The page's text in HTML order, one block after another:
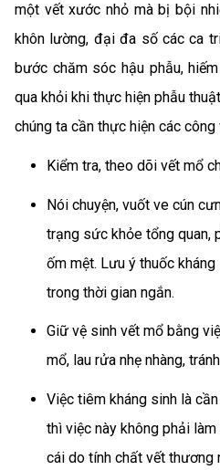
một vết xước nhỏ mà bị bội
khôn lường, đại đa số các ca
bước chăm sóc hậu phẫu,
qua khỏi khi thực hiện phẫu
chúng ta cần thực hiện các
Kiểm tra, theo dõi vết mổ
Nói chuyện, vuốt ve cún
trạng sức khỏe tổng quan,
ốm mệt. Lưu ý thuốc
trong thời gian ngắn.
Giữ vệ sinh vết mổ bằng
mổ, lau rửa nhẹ nhàng,
Việc tiêm kháng sinh là
thì việc này không phải
cái do tính chất vết thương